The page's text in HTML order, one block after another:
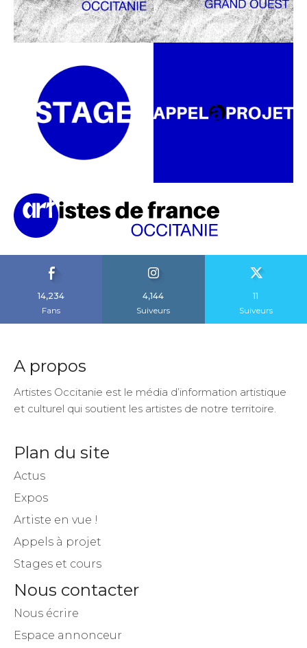
14,234
Fans
4,144
Suiveurs
11
Suiveurs
A propos
Artistes Occitanie est le média d’information artistique
et culturel qui soutient les artistes de notre territoire.
Plan du site
Actus
Expos
Artiste en vue !
Appels à projet
Stages et cours
Nous contacter
Nous écrire
Espace annonceur